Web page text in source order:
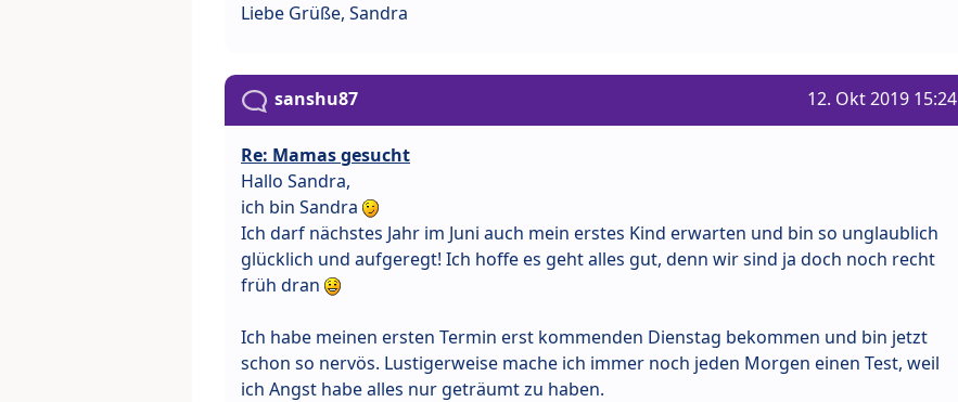
Liebe Grüße, Sandra
sanshu87 12. Okt 2019 15:24
Re: Mamas gesucht
Hallo Sandra,
ich bin Sandra
Ich darf nächstes Jahr im Juni auch mein erstes Kind erwarten und bin so unglaublich
glücklich und aufgeregt! Ich hoffe es geht alles gut, denn wir sind ja doch noch recht
früh dran
Ich habe meinen ersten Termin erst kommenden Dienstag bekommen und bin jetzt
schon so nervös. Lustigerweise mache ich immer noch jeden Morgen einen Test, weil
ich Angst habe alles nur geträumt zu haben.